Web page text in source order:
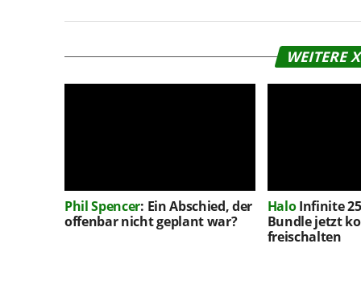
WEITERE
Phil Spencer: Ein Abschied, der
offenbar nicht geplant war?
HaloInfinite
Bundle jetzt
freischalten